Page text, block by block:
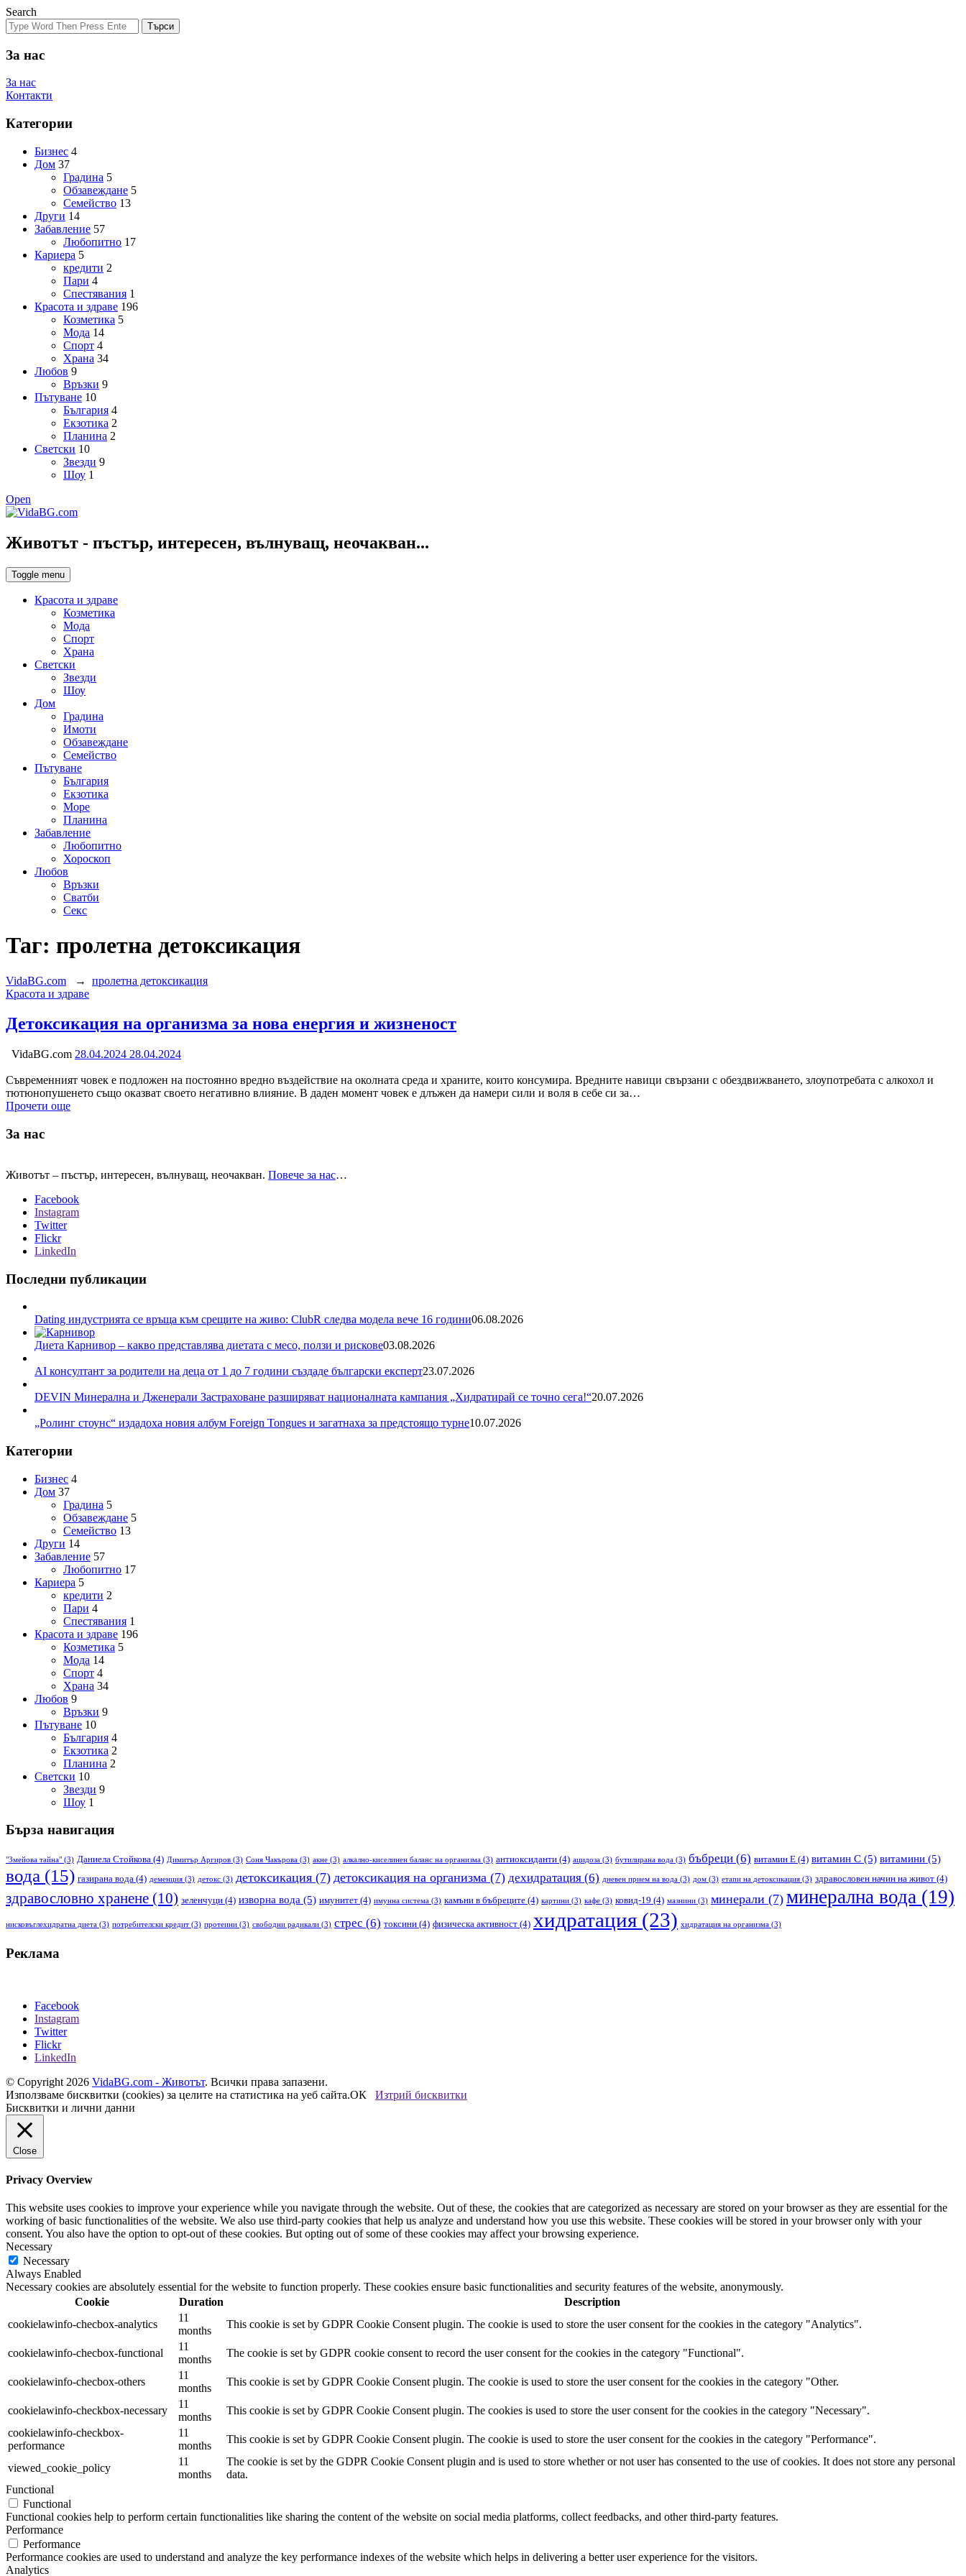
Search
Търси
За нас
За нас
Контакти
Категории
Бизнес 4
Дом 37
Градина 5
Обзавеждане 5
Семейство 13
Други 14
Забавление 57
Любопитно 17
Кариера 5
кредити 2
Пари 4
Спестявания 1
Красота и здраве 196
Козметика 5
Мода 14
Спорт 4
Храна 34
Любов 9
Връзки 9
Пътуване 10
България 4
Екзотика 2
Планина 2
Светски 10
Звезди 9
Шоу 1
Open
Животът - пъстър, интересен, вълнуващ, неочакван...
Toggle menu
Красота и здраве
Козметика
Мода
Спорт
Храна
Светски
Звезди
Шоу
Дом
Градина
Имоти
Обзавеждане
Семейство
Пътуване
България
Екзотика
Море
Планина
Забавление
Любопитно
Хороскоп
Любов
Връзки
Сватби
Секс
Таг: пролетна детоксикация
VidaBG.com → пролетна детоксикация
Категория:
Красота и здраве
Детоксикация на организма за нова енергия и жизненост
VidaBG.com 28.04.2024 28.04.2024
Съвременният човек е подложен на постоянно вредно въздействие на околната среда и храните, които консумира. Вредните навици свързани с обездвижването, злоупотребата с алкохол и
тютюнопушенето също оказват своето негативно влияние. В даден момент човек е длъжен да намери сили и воля в себе си за…
Прочети още
За нас
Животът – пъстър, интересен, вълнуващ, неочакван. Повече за нас…
Facebook
Instagram
Twitter
Flickr
LinkedIn
Последни публикации
Dating индустрията се връща към срещите на живо: ClubR следва модела вече 16 години06.08.2026
Диета Карнивор – какво представлява диетата с месо, ползи и рискове03.08.2026
AI консултант за родители на деца от 1 до 7 години създаде български експерт23.07.2026
DEVIN Минерална и Дженерали Застраховане разширяват националната кампания „Хидратирай се точно сега!“20.07.2026
„Ролинг стоунс“ издадоха новия албум Foreign Tongues и загатнаха за предстоящо турне10.07.2026
Категории
Бизнес 4
Дом 37
Градина 5
Обзавеждане 5
Семейство 13
Други 14
Забавление 57
Любопитно 17
Кариера 5
кредити 2
Пари 4
Спестявания 1
Красота и здраве 196
Козметика 5
Мода 14
Спорт 4
Храна 34
Любов 9
Връзки 9
Пътуване 10
България 4
Екзотика 2
Планина 2
Светски 10
Звезди 9
Шоу 1
Бърза навигация
"Змейова тайна" (3) Даниела Стойкова (4) Димитър Аргиров (3) Соня Чакърова (3) акне (3) алкално-киселинен баланс на организма (3) антиоксиданти (4) ацидоза (3) бутилирана вода (3) бъбреци (6) витамин Е (4) витамин С (5) витамини (5)
вода (15) газирана вода (4) деменция (3) детокс (3) детоксикация (7) детоксикация на организма (7) дехидратация (6) дневен прием на вода (3) дом (3) етапи на детоксикация (3) здравословен начин на живот (4)
здравословно хранене (10) зеленчуци (4) изворна вода (5) имунитет (4) имунна система (3) камъни в бъбреците (4) картини (3) кафе (3) ковид-19 (4) мазнини (3) минерали (7) минерална вода (19)
нисковъглехидратна диета (3) потребителски кредит (3) протеини (3) свободни радикали (3) стрес (6) токсини (4) физическа активност (4) хидратация (23) хидратация на организма (3)
Реклама
Facebook
Instagram
Twitter
Flickr
LinkedIn
© Copyright 2026 VidaBG.com - Животът. Всички права запазени.
Използваме бисквитки (cookies) за целите на статистика на уеб сайта.ОК
Изтрий бисквитки
Бисквитки и лични данни
Close
Privacy Overview
This website uses cookies to improve your experience while you navigate through the website. Out of these, the cookies that are categorized as necessary are stored on your browser as they are essential for the
working of basic functionalities of the website. We also use third-party cookies that help us analyze and understand how you use this website. These cookies will be stored in your browser only with your
consent. You also have the option to opt-out of these cookies. But opting out of some of these cookies may affect your browsing experience.
Necessary
Necessary
Always Enabled
Necessary cookies are absolutely essential for the website to function properly. These cookies ensure basic functionalities and security features of the website, anonymously.
Cookie
Duration
Description
cookielawinfo-checbox-analytics
11
months
This cookie is set by GDPR Cookie Consent plugin. The cookie is used to store the user consent for the cookies in the category "Analytics".
cookielawinfo-checbox-functional
11
months
The cookie is set by GDPR cookie consent to record the user consent for the cookies in the category "Functional".
cookielawinfo-checbox-others
11
months
This cookie is set by GDPR Cookie Consent plugin. The cookie is used to store the user consent for the cookies in the category "Other.
cookielawinfo-checkbox-necessary
11
months
This cookie is set by GDPR Cookie Consent plugin. The cookies is used to store the user consent for the cookies in the category "Necessary".
cookielawinfo-checkbox-
performance
11
months
This cookie is set by GDPR Cookie Consent plugin. The cookie is used to store the user consent for the cookies in the category "Performance".
viewed_cookie_policy
11
months
The cookie is set by the GDPR Cookie Consent plugin and is used to store whether or not user has consented to the use of cookies. It does not store any personal
data.
Functional
Functional
Functional cookies help to perform certain functionalities like sharing the content of the website on social media platforms, collect feedbacks, and other third-party features.
Performance
Performance
Performance cookies are used to understand and analyze the key performance indexes of the website which helps in delivering a better user experience for the visitors.
Analytics